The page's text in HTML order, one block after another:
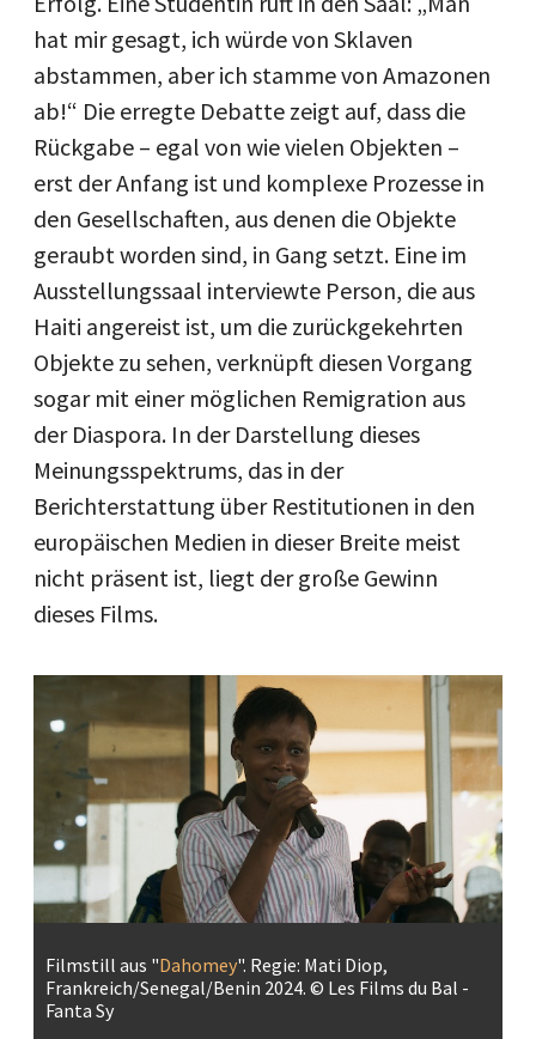
hat mir gesagt, ich würde von Sklaven
abstammen, aber ich stamme von Amazonen
ab!“ Die erregte Debatte zeigt auf, dass die
Rückgabe – egal von wie vielen Objekten –
erst der Anfang ist und komplexe Prozesse in
den Gesellschaften, aus denen die Objekte
geraubt worden sind, in Gang setzt. Eine im
Ausstellungssaal interviewte Person, die aus
Haiti angereist ist, um die zurückgekehrten
Objekte zu sehen, verknüpft diesen Vorgang
sogar mit einer möglichen Remigration aus
der Diaspora. In der Darstellung dieses
Meinungsspektrums, das in der
Berichterstattung über Restitutionen in den
europäischen Medien in dieser Breite meist
nicht präsent ist, liegt der große Gewinn
dieses Films.
Filmstill aus "Dahomey". Regie: Mati Diop,
Frankreich/Senegal/Benin 2024. © Les Films du Bal -
Fanta Sy